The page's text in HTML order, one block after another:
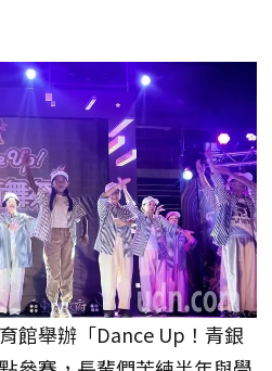
館舉辦「Dance Up！青銀